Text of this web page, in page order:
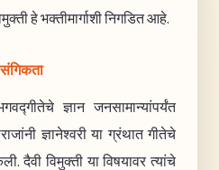
हे भक्तीमार्गाशी निगडित आहे.
ज्ञान जनसामान्यांपर्यंत
ज्ञानेश्वरी या ग्रंथात गीतेचे
दैवी विमुक्ती या विषयावर त्यांचे